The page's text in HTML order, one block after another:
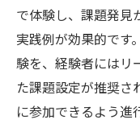
で体験し、課題発見
実践例が効果的です
験を、経験者にはリ
た課題設定が推奨さ
に参加できるよう進